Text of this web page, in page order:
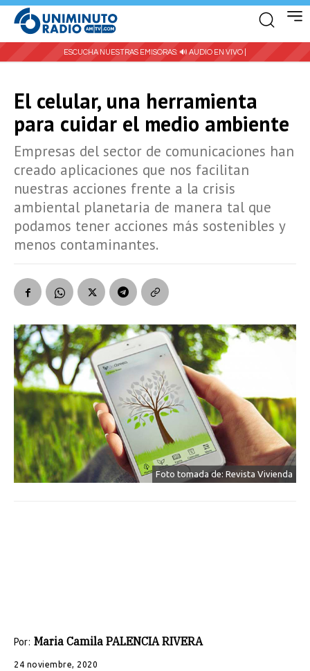
ESCUCHA NUESTRAS EMISORAS: 🔊 AUDIO EN VIVO |
El celular, una herramienta
para cuidar el medio ambiente
Empresas del sector de comunicaciones han
creado aplicaciones que nos facilitan
nuestras acciones frente a la crisis
ambiental planetaria de manera tal que
podamos tener acciones más sostenibles y
menos contaminantes.
Foto tomada de: Revista Vivienda
Por: Maria Camila PALENCIA RIVERA
24 noviembre, 2020